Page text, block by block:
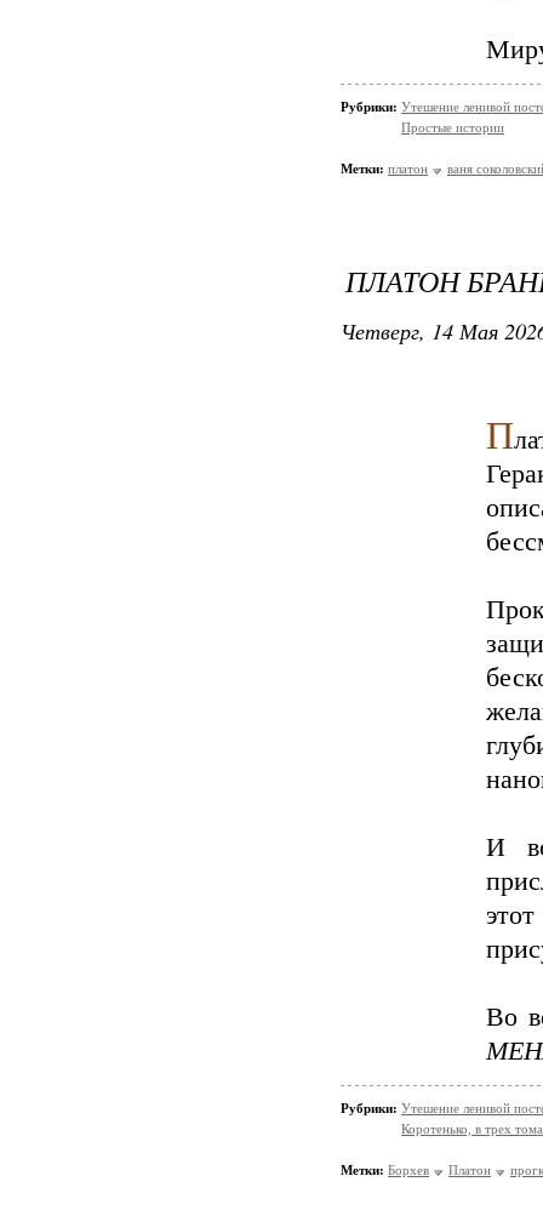
Рубрики: Утешение ленивой
Простые истории
Метки: платон ваня
ПЛАТОН
Четверг, 14 Мая
П
И
Во
Рубрики: Утешение ленивой
Коротенько, в трех
Метки: Борхев Платон